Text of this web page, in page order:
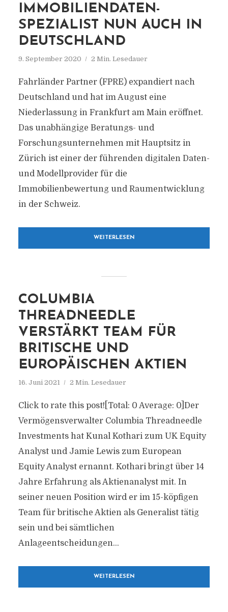
IMMOBILIENDATEN-
SPEZIALIST NUN AUCH IN
DEUTSCHLAND
9. September 2020 2 Min. Lesedauer
Fahrländer Partner (FPRE) expandiert nach
Deutschland und hat im August eine
Niederlassung in Frankfurt am Main eröffnet.
Das unabhängige Beratungs- und
Forschungsunternehmen mit Hauptsitz in
Zürich ist einer der führenden digitalen Daten-
und Modellprovider für die
Immobilienbewertung und Raumentwicklung
in der Schweiz.
WEITERLESEN
COLUMBIA
THREADNEEDLE
VERSTÄRKT TEAM FÜR
BRITISCHE UND
EUROPÄISCHEN AKTIEN
16. Juni 2021 2 Min. Lesedauer
Click to rate this post![Total: 0 Average: 0]Der
Vermögensverwalter Columbia Threadneedle
Investments hat Kunal Kothari zum UK Equity
Analyst und Jamie Lewis zum European
Equity Analyst ernannt. Kothari bringt über 14
Jahre Erfahrung als Aktienanalyst mit. In
seiner neuen Position wird er im 15-köpfigen
Team für britische Aktien als Generalist tätig
sein und bei sämtlichen
Anlageentscheidungen...
WEITERLESEN